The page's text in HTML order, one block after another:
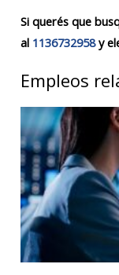
Si querés que
al 1136732958y
Empleos